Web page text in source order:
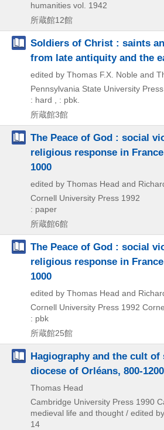
humanities vol. 1942
所蔵館12館
Soldiers of Christ : saints
from late antiquity and the
edited by Thomas F.X. Noble and
Pennsylvania State University Press
: hard , : pbk.
所蔵館3館
The Peace of God : social
religious response in
1000
edited by Thomas Head and
Cornell University Press 1992
: paper
所蔵館6館
The Peace of God : social
religious response in
1000
edited by Thomas Head and
Cornell University Press 1992
: pbk
所蔵館25館
Hagiography and the cult of
diocese of Orléans, 800-1200
Thomas Head
Cambridge University Press 1990
medieval life and thought / edited
14